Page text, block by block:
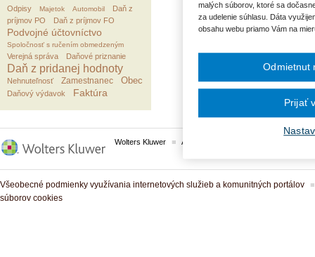
Odpisy Majetok Automobil
Daň z
príjmov PO
Daň z príjmov FO
Podvojné účtovníctvo
Spoločnosť s ručením obmedzeným
Verejná správa Daňové priznanie
Daň z pridanej hodnoty
Nehnuteľnosť Zamestnanec Obec
Daňový výdavok Faktúra
Wolters Kluwer ASPI
Všeobecné podmienky využívania internetových služieb a komunitných portálov
súborov cookies
malých súborov, ktoré sa
za udelenie súhlasu. Dáta
obsahu webu priamo Vám na
Odmietnut
Prijať